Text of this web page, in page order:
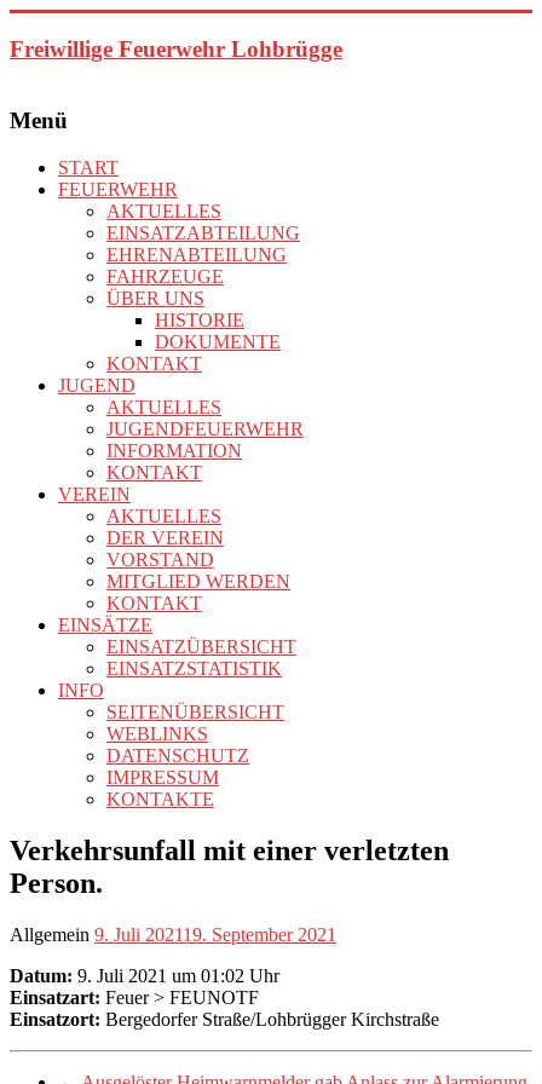
Inhalt
springen
Freiwillige Feuerwehr Lohbrügge
Menü
START
FEUERWEHR
AKTUELLES
EINSATZABTEILUNG
EHRENABTEILUNG
FAHRZEUGE
ÜBER UNS
HISTORIE
DOKUMENTE
KONTAKT
JUGEND
AKTUELLES
JUGENDFEUERWEHR
INFORMATION
KONTAKT
VEREIN
AKTUELLES
DER VEREIN
VORSTAND
MITGLIED WERDEN
KONTAKT
EINSÄTZE
EINSATZÜBERSICHT
EINSATZSTATISTIK
INFO
SEITENÜBERSICHT
WEBLINKS
DATENSCHUTZ
IMPRESSUM
KONTAKTE
Verkehrsunfall mit einer verletzten
Person.
Allgemein 9. Juli 202119. September 2021
Datum: 9. Juli 2021 um 01:02 Uhr
Einsatzart: Feuer > FEUNOTF
Einsatzort: Bergedorfer Straße/Lohbrügger Kirchstraße